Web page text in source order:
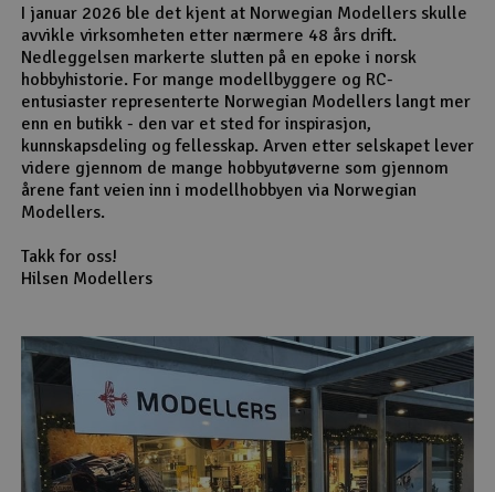
I januar 2026 ble det kjent at Norwegian Modellers skulle
avvikle virksomheten etter nærmere 48 års drift.
Nedleggelsen markerte slutten på en epoke i norsk
hobbyhistorie. For mange modellbyggere og RC-
entusiaster representerte Norwegian Modellers langt mer
enn en butikk - den var et sted for inspirasjon,
kunnskapsdeling og fellesskap. Arven etter selskapet lever
videre gjennom de mange hobbyutøverne som gjennom
årene fant veien inn i modellhobbyen via Norwegian
Modellers.
Takk for oss!
Hilsen Modellers